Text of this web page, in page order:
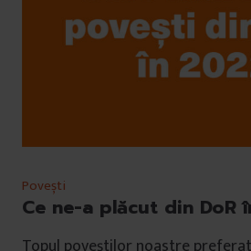
Povești
Ce ne-a plăcut din DoR